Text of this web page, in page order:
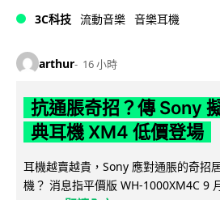
3C科技 流動音樂 音樂耳機
arthur 16 小時
抗通脹奇招？傳 Sony
典耳機 XM4 低價登場
耳機越賣越貴，Sony 應對通脹的奇招
機？ 消息指平價版 WH-1000XM4C 9